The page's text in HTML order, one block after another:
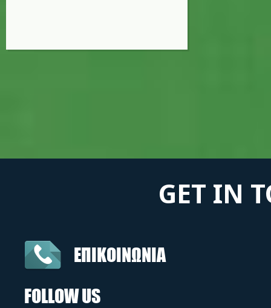
GET IN
ΕΠΙΚΟΙΝΩΝΙΑ
FOLLOW US